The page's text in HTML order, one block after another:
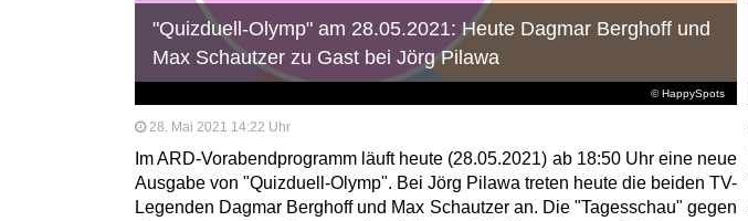
© HappySpots
"Quizduell-Olymp" am 28.05.2021: Heute Dagmar Berghoff und
Max Schautzer zu Gast bei Jörg Pilawa
28. Mai 2021 14:22 Uhr
Im ARD-Vorabendprogramm läuft heute (28.05.2021) ab 18:50 Uhr eine neue
Ausgabe von "Quizduell-Olymp". Bei Jörg Pilawa treten heute die beiden TV-
Legenden Dagmar Berghoff und Max Schautzer an. Die "Tagesschau" gegen